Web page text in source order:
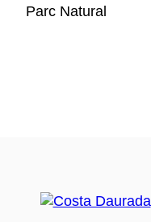
Parc Natural